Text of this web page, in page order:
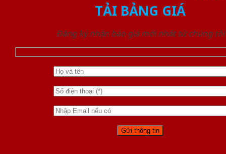
TẢI BẢNG GIÁ
Đăng ký nhận báo giá mới nhất từ chúng tôi